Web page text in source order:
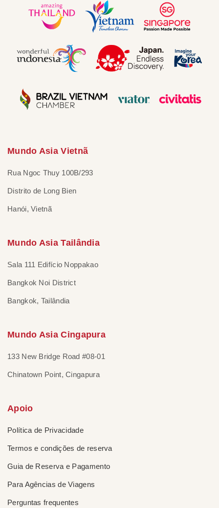
Mundo Asia Vietnã
Rua Ngoc Thuy 100B/293
Distrito de Long Bien
Hanói, Vietnã
Mundo Asia Tailândia
Sala 111 Edifício Noppakao
Bangkok Noi District
Bangkok, Tailândia
Mundo Asia Cingapura
133 New Bridge Road #08-01
Chinatown Point, Cingapura
Apoio
Política de Privacidade
Termos e condições de reserva
Guia de Reserva e Pagamento
Para Agências de Viagens
Perguntas frequentes